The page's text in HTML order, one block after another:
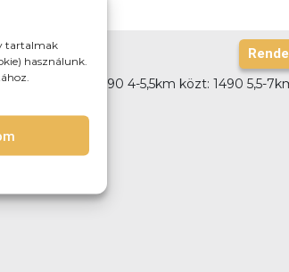
tartalmak
használunk.
3-4km-közt: 990 4-5,5km közt: 1490 5,5-